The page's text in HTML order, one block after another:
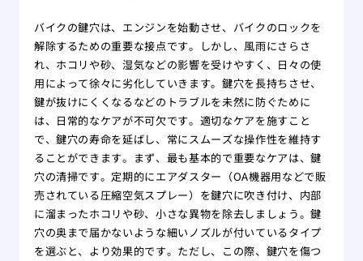
バイクの鍵穴は、エンジンを始動させ、バイクのロックを
解除するための重要な接点です。しかし、風雨にさらさ
れ、ホコリや砂、湿気などの影響を受けやすく、日々の使
用によって徐々に劣化していきます。鍵穴を長持ちさせ、
鍵が抜けにくくなるなどのトラブルを未然に防ぐために
は、日常的なケアが不可欠です。適切なケアを施すこと
で、鍵穴の寿命を延ばし、常にスムーズな操作性を維持す
ることができます。まず、最も基本的で重要なケアは、鍵
穴の清掃です。定期的にエアダスター（OA機器用などで販
売されている圧縮空気スプレー）を鍵穴に吹き付け、内部
に溜まったホコリや砂、小さな異物を除去しましょう。鍵
穴の奥まで届かないような細いノズルが付いているタイプ
を選ぶと、より効果的です。ただし、この際、鍵穴を傷つ